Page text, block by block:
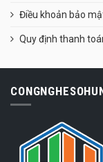
Điều khoản bảo
Quy định thanh